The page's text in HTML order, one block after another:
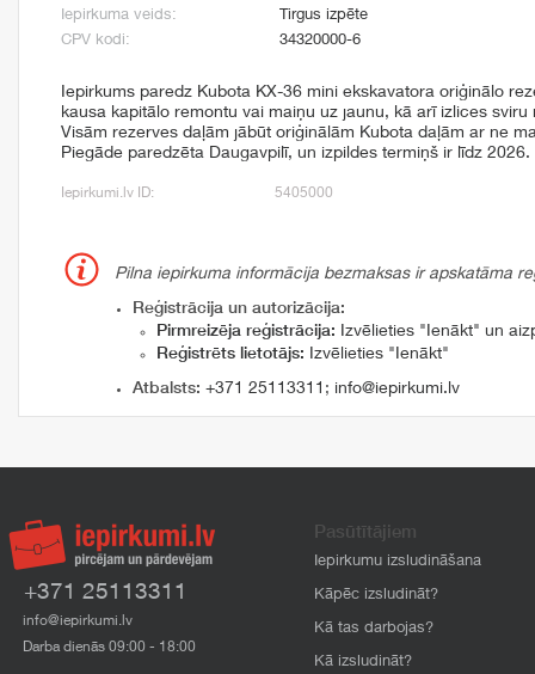
Iepirkuma veids:
Tirgus izpēte
CPV kodi:
34320000-6
Iepirkums paredz Kubota KX-36 mini ekskavatora oriģinālo
kausa kapitālo remontu vai maiņu uz jaunu, kā arī izlices sviru
Visām rezerves daļām jābūt oriģinālām Kubota daļām ar ne
Piegāde paredzēta Daugavpilī, un izpildes termiņš ir līdz
Iepirkumi.lv ID: 5405000
Pilna iepirkuma informācija bezmaksas ir apskatāma
Reģistrācija un autorizācija:
Pirmreizēja reģistrācija: Izvēlieties "Ienākt" un
Reģistrēts lietotājs: Izvēlieties "Ienākt"
Atbalsts: +371 25113311 ; info@iepirkumi.lv
+371 25113311
info@iepirkumi.lv
Darba dienās 09:00 - 18:00
Pasūtītājiem
Iepirkumu izsludināšana
Kāpēc izsludināt?
Kā tas darbojas?
Kā izsludināt?